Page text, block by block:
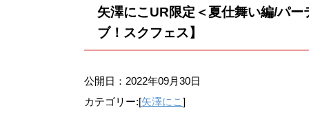
矢澤にこUR限定＜夏仕舞い編/パ
ブ！スクフェス】
公開日： 2022年09月30日
カテゴリー:[矢澤にこ ]